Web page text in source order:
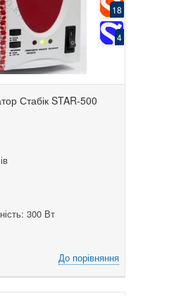
18
4
Стабік STAR-500
300 Вт
До порівняння